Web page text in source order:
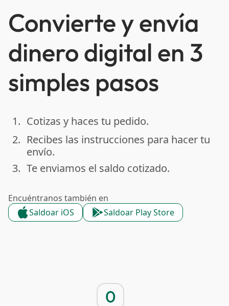
Convierte y envía
dinero digital en 3
simples pasos
done
1. Cotizas y haces tu pedido.
done
2. Recibes las instrucciones para hacer tu
envío.
done
3. Te enviamos el saldo cotizado.
Encuéntranos también en
Saldoar iOS
Saldoar Play Store
0